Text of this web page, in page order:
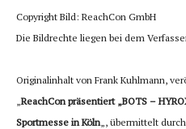
Copyright Bild: ReachCon GmbH
Die Bildrechte liegen bei dem
Originalinhalt von Frank Kuhlmann,
ReachCon präsentiert „BOTS –
Sportmesse in Köln „, übermittelt